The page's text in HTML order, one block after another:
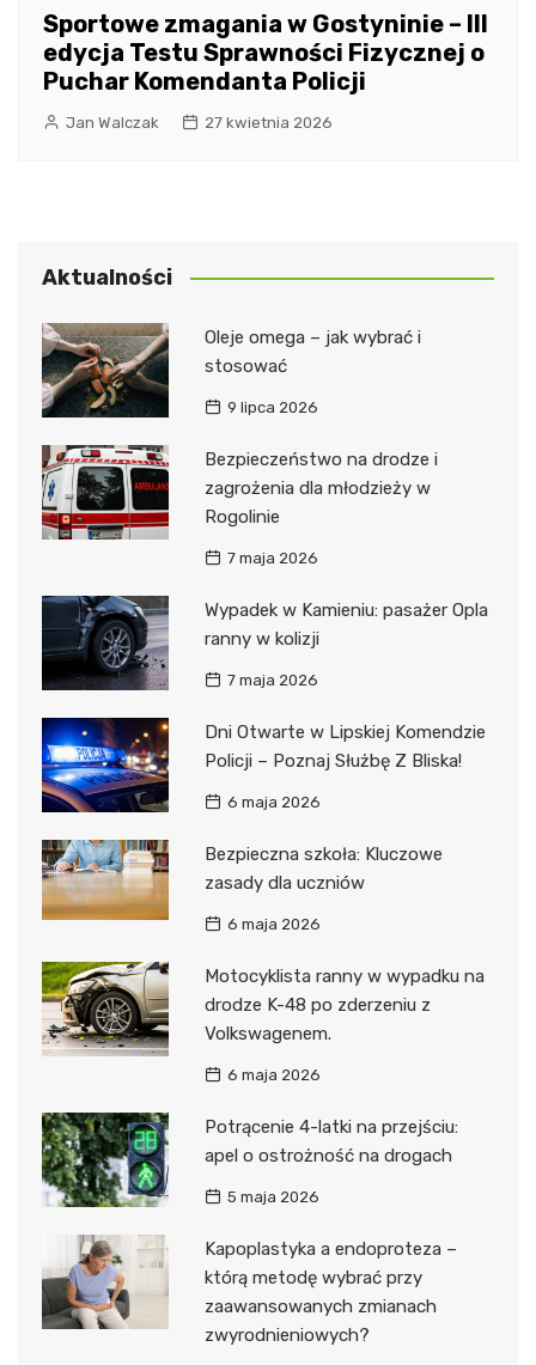
Sportowe zmagania w Gostyninie – III
edycja Testu Sprawności Fizycznej o
Puchar Komendanta Policji
Jan Walczak 27 kwietnia 2026
Aktualności
Oleje omega – jak wybrać i
stosować
9 lipca 2026
Bezpieczeństwo na drodze i
zagrożenia dla młodzieży w
Rogolinie
7 maja 2026
Wypadek w Kamieniu: pasażer Opla
ranny w kolizji
7 maja 2026
Dni Otwarte w Lipskiej Komendzie
Policji – Poznaj Służbę Z Bliska!
6 maja 2026
Bezpieczna szkoła: Kluczowe
zasady dla uczniów
6 maja 2026
Motocyklista ranny w wypadku na
drodze K-48 po zderzeniu z
Volkswagenem.
6 maja 2026
Potrącenie 4-latki na przejściu:
apel o ostrożność na drogach
5 maja 2026
Kapoplastyka a endoproteza –
którą metodę wybrać przy
zaawansowanych zmianach
zwyrodnieniowych?